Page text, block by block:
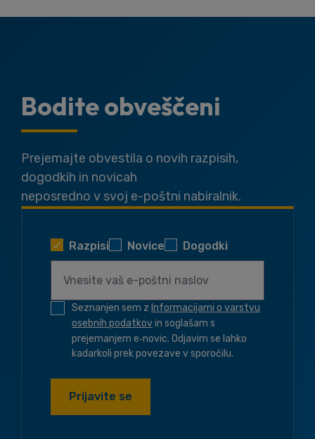
Bodite obveščeni
Prejemajte obvestila o novih razpisih,
dogodkih in novicah
neposredno v svoj e-poštni nabiralnik.
Razpisi Novice Dogodki
Seznanjen sem z Informacijami o varstvu
osebnih podatkovin soglašam s
prejemanjem e‑novic. Odjavim se lahko
kadarkoli prek povezave v sporočilu.
Prijavite se